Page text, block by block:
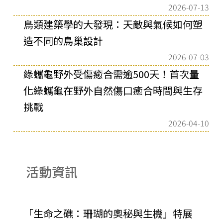
2026-07-13
鳥類建築學的大發現：天敵與氣候如何塑
造不同的鳥巢設計
2026-07-03
綠蠵龜野外受傷癒合需逾500天！首次量
化綠蠵龜在野外自然傷口癒合時間與生存
挑戰
2026-04-10
活動資訊
「生命之礁：珊瑚的奧秘與生機」特展